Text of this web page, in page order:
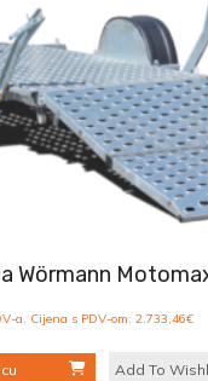
Wörmann
a. Cijena s PDV-om: 2.733,46€
Add To